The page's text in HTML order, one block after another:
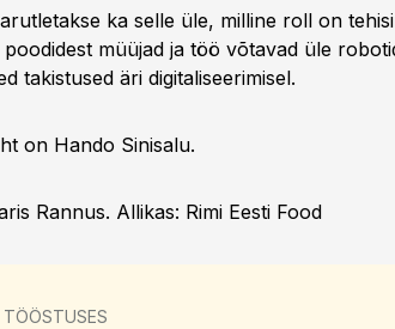
ka selle üle, milline roll on
poodidest müüjad ja töö võtavad üle
takistused äri digitaliseerimisel.
on Hando Sinisalu.
Rannus. Allikas: Rimi Eesti Food
TÖÖSTUSES